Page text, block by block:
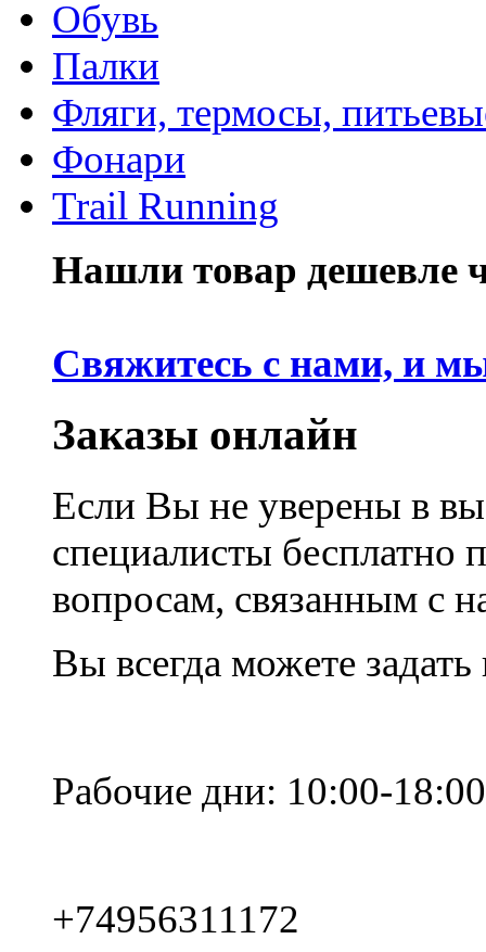
Обувь
Палки
Фляги, термосы,
Фонари
Trail Running
Нашли товар дешевле
Свяжитесь с нами, и
Заказы онлайн
Если Вы не уверены в
специалисты
вопросам, связанным с
Вы всегда можете
Рабочие дни: 10:00-18:00
+74956311172